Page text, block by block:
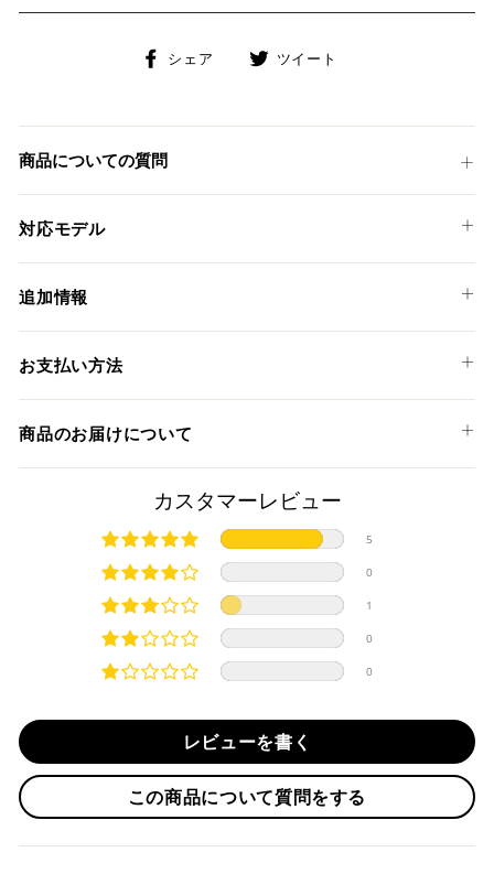
シェア
Facebook
ェ
る
ツイート
稿
商品についての質問
対応モデル
SUZUKI
GSX-R1000 / R '17-22
追加情報
ハンドルバーウェイト用アルミニウムリング (品番：
お支払い方法
クレジットカード
上記クレジットカードをご利用頂けます。
分割払い、リボ払い、3Dセキュア対応カードをご利用の
際は、『クレジットカード決済(3Dセキュア) - SBPS』を
ご選択ください。
対応支払回数について以下の通りです。
・分割払い (3,5,6,10,12,15,18,20,24回)
※ 分割払い、リボ払いは決済金額が税込10,000円以上の
場合のみご利用いただけます。
※ American Expressでの分割払いのご利用には、事前
商品のお届けについて
商品発送までの日数について
ご希望商品の在庫状況により異なります。 詳しくは該当商品
ページよりご希望のカラー、材質等(オプションがある場合)を
選択後に表示される納期をご確認ください。
国内在庫ありの場合
・平日16時までのご注文、お支払い完了で即日発送いたしま
・前払い決済（銀行振込等）の場合、15時までに弊社でのご
入金確認が完了いたしましたら即日発送いたします。
・お取り寄せ商品等を一緒にご注文の場合は、基本的にはお
取り寄せ商品が揃ってからの発送になります。別で発送をご
カスタマーレビュー
5
0
1
0
0
レビューを書く
この商品について質問をする